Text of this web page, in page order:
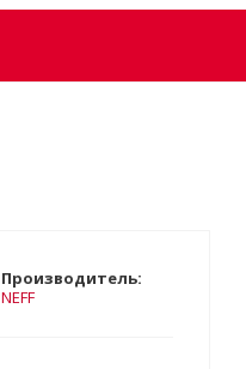
Производитель:
NEFF